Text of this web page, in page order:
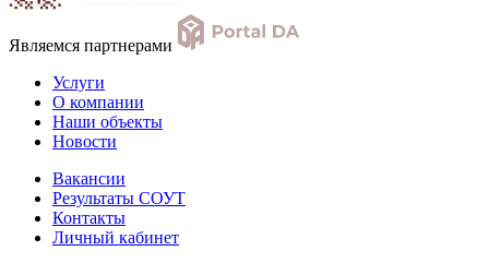
Являемся партнерами
Услуги
О компании
Наши объекты
Новости
Вакансии
Результаты СОУТ
Контакты
Личный кабинет